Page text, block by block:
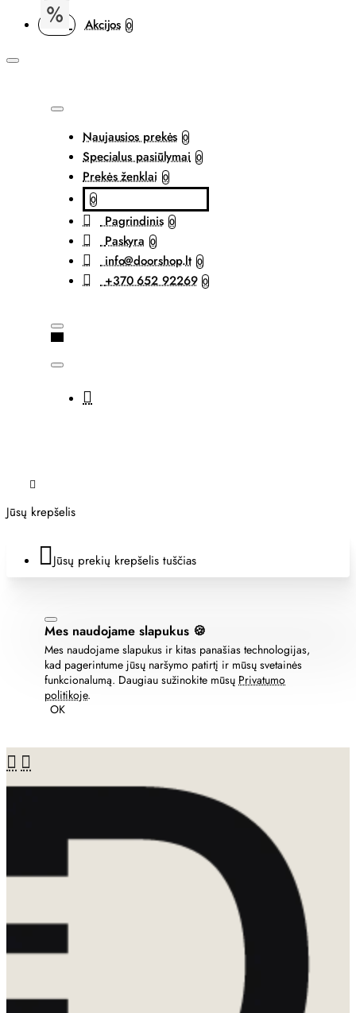
Akcijos 0
Naujausios prekės 0
Specialus pasiūlymai 0
Prekės ženklai 0
0
Pagrindinis 0
Paskyra 0
info@doorshop.lt 0
+370 652 92269 0
Jūsų krepšelis
Jūsų prekių krepšelis tuščias
Mes naudojame slapukus 🍪
Mes naudojame slapukus ir kitas panašias technologijas,
kad pagerintume jūsų naršymo patirtį ir mūsų svetainės
funkcionalumą. Daugiau sužinokite mūsų Privatumo
politikoje.
OK